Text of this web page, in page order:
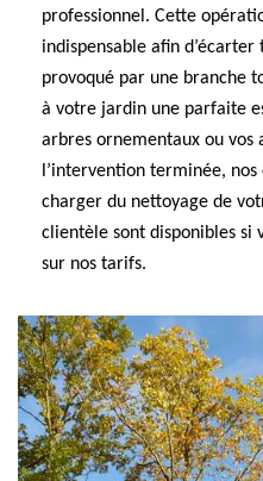
professionnel. Cette
indispensable afin d’écarter
provoqué par une branche
à votre jardin une parfaite
arbres ornementaux ou
l’intervention terminée,
charger du nettoyage de
clientèle sont disponibles si
sur nos tarifs.